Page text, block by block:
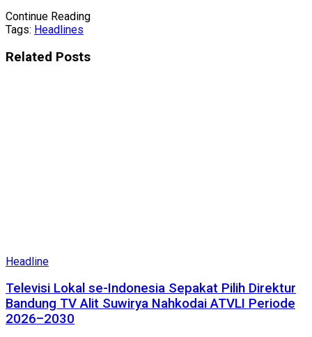
Continue Reading
Tags: Headlines
Related Posts
Headline
Televisi Lokal se-Indonesia Sepakat Pilih Direktur
Bandung TV Alit Suwirya Nahkodai ATVLI Periode
2026–2030